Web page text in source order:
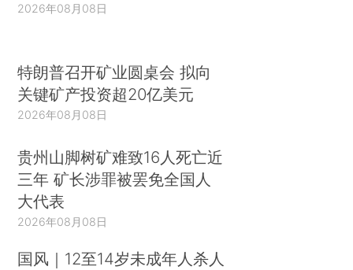
2026年08月08日
特朗普召开矿业圆桌会 拟向
关键矿产投资超20亿美元
2026年08月08日
贵州山脚树矿难致16人死亡近
三年 矿长涉罪被罢免全国人
大代表
2026年08月08日
国风｜12至14岁未成年人杀人